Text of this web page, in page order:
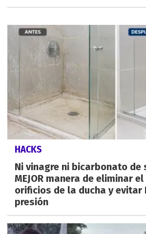
HACKS
Ni vinagre ni bicarbonato de
MEJOR manera de eliminar
orificios de la ducha y evitar
presión